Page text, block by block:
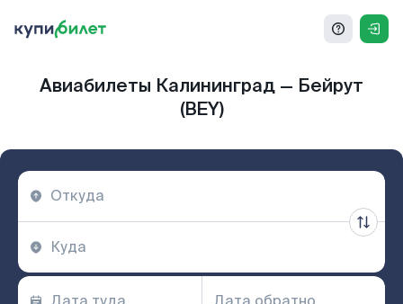
Авиабилеты Калининград — Бейрут
(BEY)